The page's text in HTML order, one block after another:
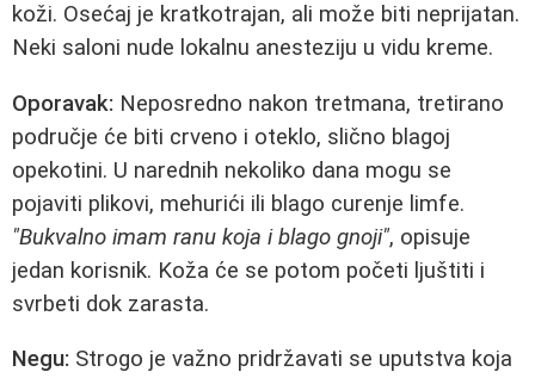
koži. Osećaj je kratkotrajan, ali može biti neprijatan.
Neki saloni nude lokalnu anesteziju u vidu kreme.
Oporavak: Neposredno nakon tretmana, tretirano
područje će biti crveno i oteklo, slično blagoj
opekotini. U narednih nekoliko dana mogu se
pojaviti plikovi, mehurići ili blago curenje limfe.
"Bukvalno imam ranu koja i blago gnoji", opisuje
jedan korisnik. Koža će se potom početi ljuštiti i
svrbeti dok zarasta.
Negu: Strogo je važno pridržavati se uputstva koja